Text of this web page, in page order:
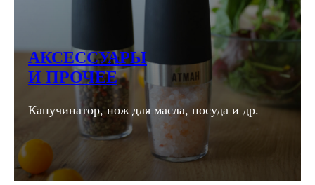
АКСЕССУАРЫ
И ПРОЧЕЕ
Капучинатор, нож для масла, посуда и др.